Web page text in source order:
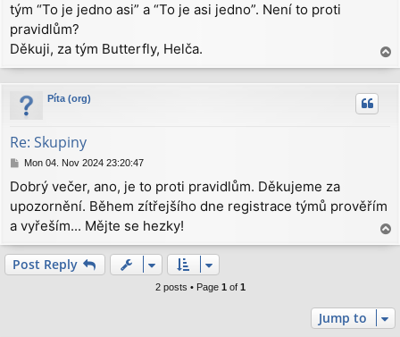
tým “To je jedno asi” a “To je asi jedno”. Není to proti
pravidlům?
Děkuji, za tým Butterfly, Helča.
o
p
Píta (org)
Re: Skupiny
P
s
t
Mon 04. Nov 2024 23:20:47
Dobrý večer, ano, je to proti pravidlům. Děkujeme za
upozornění. Během zítřejšího dne registrace týmů prověřím
a vyřeším... Mějte se hezky!
o
Post Reply
2 posts • Page 1 of 1
Jump to